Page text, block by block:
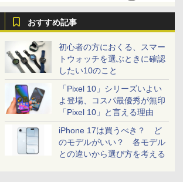
おすすめ記事
初心者の方におくる、スマー
トウォッチを選ぶときに確認
したい10のこと
「Pixel 10」シリーズいよい
よ登場、コスパ最優秀が無印
「Pixel 10」と言える理由
iPhone 17は買うべき？ ど
のモデルがいい？ 各モデル
との違いから選び方を考える